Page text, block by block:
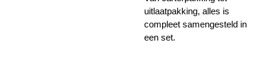
uitlaatpakking, alles is
compleet samengesteld in
een set.